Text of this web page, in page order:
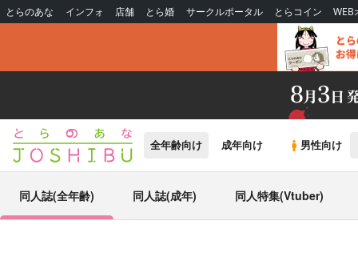
とらのあな インフォ 店舗 とら婚 サークルポータル とらコイン WEB
全年齢向け 成年向け 男性向け
同人誌(全年齢) 同人誌(成年) 同人特集(Vtuber)